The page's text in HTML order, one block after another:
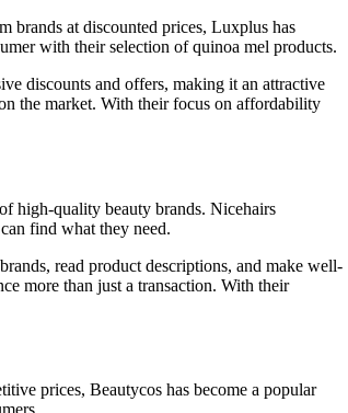
brands at discounted prices, Luxplus has
with their selection of quinoa mel products.
discounts and offers, making it an attractive
the market. With their focus on affordability
high-quality beauty brands. Nicehairs
find what they need.
read product descriptions, and make well-
more than just a transaction. With their
prices, Beautycos has become a popular